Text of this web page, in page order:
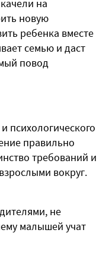
на
новую
ребенка вместе
семью и даст
повод
психологического
правильно
требований и
вокруг.
не
малышей учат